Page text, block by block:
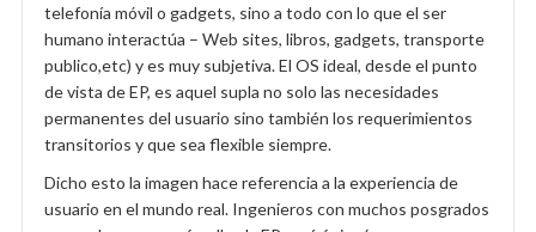
telefonía móvil o gadgets, sino a todo con lo que el ser
humano interactúa – Web sites, libros, gadgets, transporte
publico,etc) y es muy subjetiva. El OS ideal, desde el punto
de vista de EP, es aquel supla no solo las necesidades
permanentes del usuario sino también los requerimientos
transitorios y que sea flexible siempre.
Dicho esto la imagen hace referencia a la experiencia de
usuario en el mundo real. Ingenieros con muchos posgrados